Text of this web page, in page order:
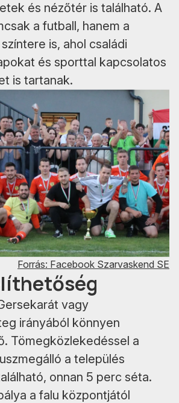
és nézőtér is található. A
a futball, hanem a
is, ahol családi
és sporttal kapcsolatos
is tartanak.
Forrás: Facebook Szarvaskend SE
vagy
irányából könnyen
Tömegközlekedéssel a
a település
onnan 5 perc séta.
a falu központjától